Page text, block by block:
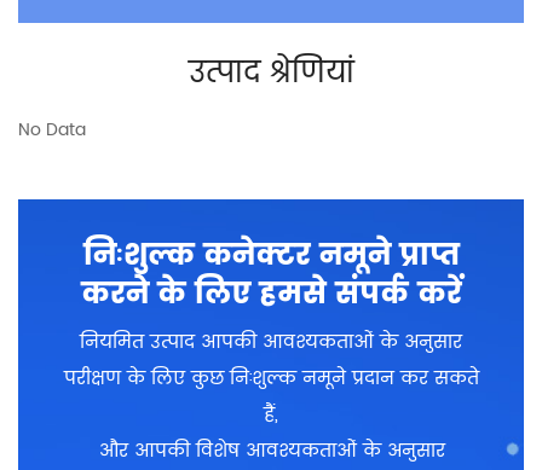
उत्पाद श्रेणियां
No Data
निःशुल्क कनेक्टर नमूने प्राप्त
करने के लिए हमसे संपर्क करें
नियमित उत्पाद आपकी आवश्यकताओं के अनुसार
परीक्षण के लिए कुछ निःशुल्क नमूने प्रदान कर सकते
हैं,
और आपकी विशेष आवश्यकताओं के अनुसार